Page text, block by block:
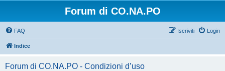
Forum di CO.NA.PO
FAQ Login
Iscriviti
Indice
Forum di CO.NA.PO - Condizioni d’uso